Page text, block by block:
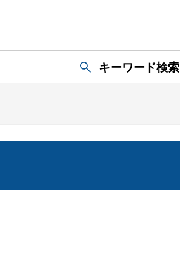
キーワード検索